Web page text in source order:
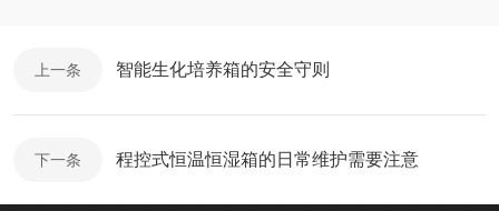
上一条 智能生化培养箱的安全守则
下一条 程控式恒温恒湿箱的日常维护需要注意